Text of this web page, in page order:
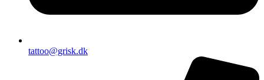
tattoo@grisk.dk